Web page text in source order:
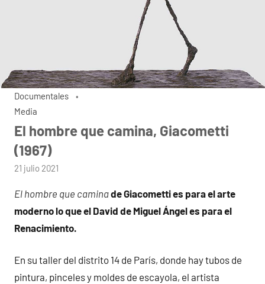
Documentales
Media
El hombre que camina, Giacometti
(1967)
por
21 julio 2021
El hombre que caminade Giacometti es para el arte
moderno lo que el David de Miguel Ángel es para el
Renacimiento.
En su taller del distrito 14 de París, donde hay tubos de
pintura, pinceles y moldes de escayola, el artista